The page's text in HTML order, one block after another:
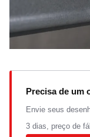
Precisa de um
Envie seus
3 dias, preço de